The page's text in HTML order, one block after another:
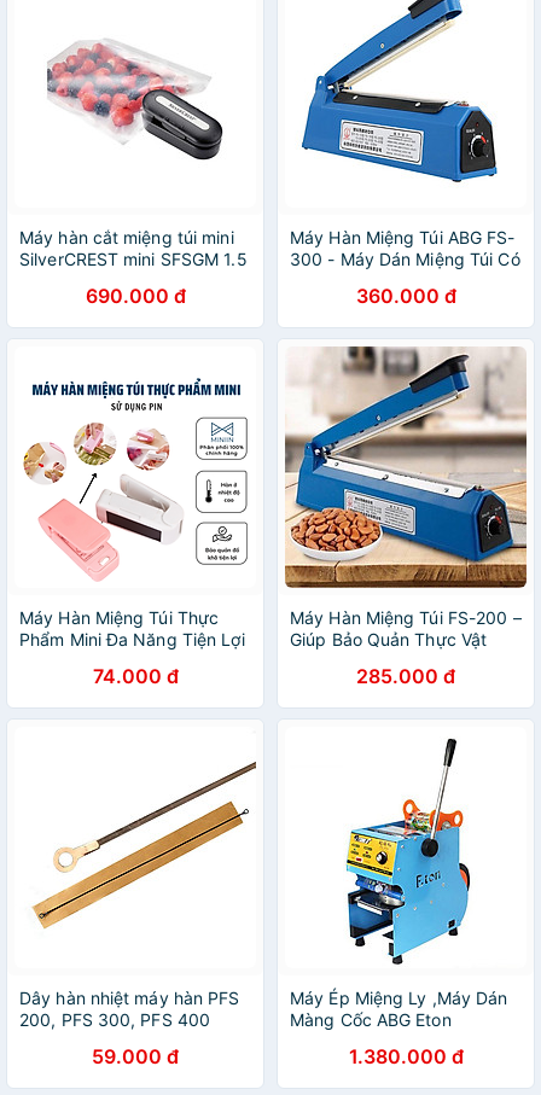
Máy hàn cắt miệng túi mini
SilverCREST mini SFSGM 1.5
690.000 đ
Máy Hàn Miệng Túi ABG FS-
300 - Máy Dán Miệng Túi Có
30cm Giúp Bảo Quản Thực
Vật Tươi Lâu Hơn, Áp Dụng
Phổ Biến Trong Đời Sống –
Hàng Chính Hãng
360.000 đ
Máy Hàn Miệng Túi Thực
Phẩm Mini Đa Năng Tiện Lợi
74.000 đ
Máy Hàn Miệng Túi FS-200 –
Giúp Bảo Quản Thực Vật
Biến Trong Đời Sống – Hàng
Chính Hãng MINIIN
285.000 đ
Dây hàn nhiệt máy hàn PFS
200, PFS 300, PFS 400
- Dây hàn nhiệt máy hàn
20cm (2mm), 30cm (2mm),
59.000 đ
Máy Ép Miệng Ly ,Máy Dán
Màng Cốc ABG Eton
Nhựa 700ml Và Nhỏ Hơn -
Hàng Chính Hãng
1.380.000 đ